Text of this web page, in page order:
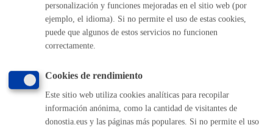
MÁQUINA
Fe de vida para el cobro de pensiones del extranjero.
PRESENCIAL
TELÉFONO
MÁQUINA
personalización y funciones mejoradas en el sitio web (por
ejemplo, el idioma). Si no permite el uso de estas cookies,
puede que algunos de estos servicios no funcionen
correctamente.
Cookies de rendimiento
Este sitio web utiliza cookies analíticas para recopilar
información anónima, como la cantidad de visitantes de
donostia.eus y las páginas más populares. Si no permite el uso